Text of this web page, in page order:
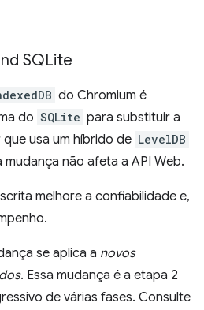
SQLite
do Chromium é
do SQLite para substituir a
usa um híbrido de LevelDB
mudança não afeta a API Web.
melhore a confiabilidade e,
se aplica a novos
. Essa mudança é a etapa 2
de várias fases. Consulte